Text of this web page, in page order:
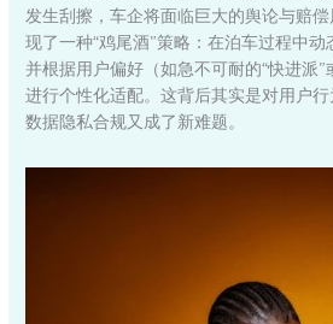
发生刮擦，车企将面临巨大的舆论与赔
现了一种“鸡尾酒”策略：在泊车过程中动
并根据用户偏好（如急不可耐的“快进派”
进行个性化适配。这背后其实是对用户
数据隐私合规又成了新难题。